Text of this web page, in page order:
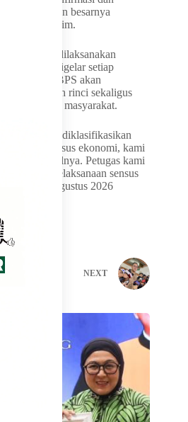
yang sebagian besarnya
kata Asim.
tahun ini dilaksanakan
yang digelar setiap
tersebut, BPS akan
secara lebih rinci sekaligus
ekonomi masyarakat.
akan diklasifikasikan
untuk sensus ekonomi, kami
variabelnya. Petugas kami
dan pelaksanaan sensus
bulan Agustus 2026
NEXT